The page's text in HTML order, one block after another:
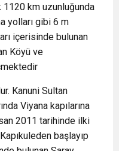
1120 km uzunluğunda
yolları gibi 6 m
içerisinde bulunan
Köyü ve
Kanuni Sultan
Viyana kapılarına
2011 tarihinde ilki
başlayıp